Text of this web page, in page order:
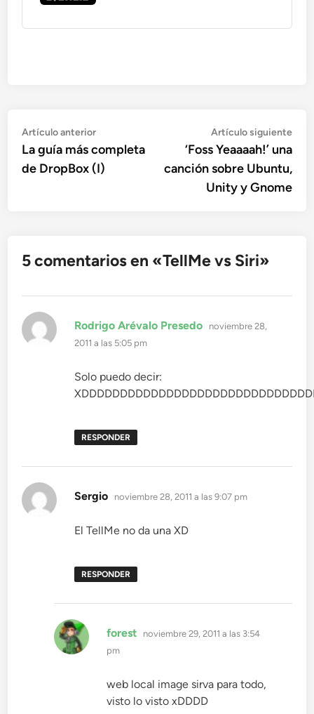
Navegación
de
entradas
Artículo anteriorArtículo
anterior:
La guía más completa
de DropBox (I)
Artículo siguiente
‘Foss Yeaaaah!’ una
canción sobre Ubuntu,
Unity y Gnome
5 comentarios en «TellMe vs Siri»
Rodrigo Arévalo Presedo dice:
noviembre 28,
2011 a las 5:05 pm
Solo puedo decir:
RESPONDER
Sergio dice:
noviembre 28, 2011 a las 9:07 pm
El TellMe no da una XD
RESPONDER
forest dice:
noviembre 29, 2011 a las 3:54
pm
web local image sirva para todo,
visto lo visto xDDDD